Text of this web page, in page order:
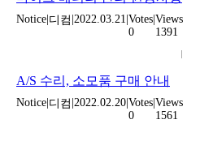
Notice 디컴 2022.03.21 Votes
0
Views
1391
A/S 수리, 소모품 구매 안내
Notice 디컴 2022.02.20 Votes
0
Views
1561